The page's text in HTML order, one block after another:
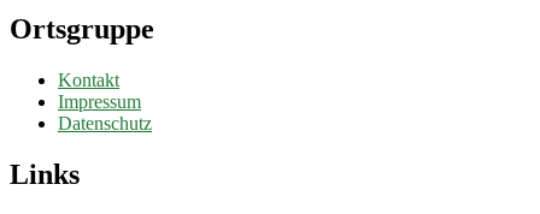
Ortsgruppe
Kontakt
Impressum
Datenschutz
Links